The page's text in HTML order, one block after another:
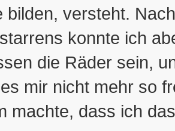
bilden, versteht.
konnte ich
die Räder sein,
mir nicht mehr so
machte, dass ich